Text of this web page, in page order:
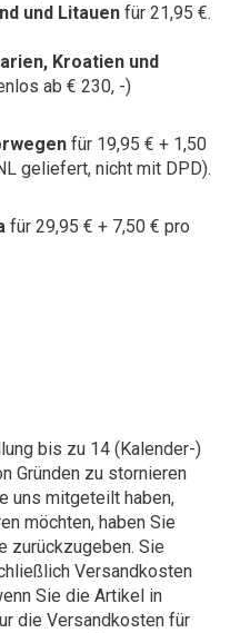
und Litauen für 21,95 €.
Kroatien und
ab € 230, -)
für 19,95 € + 1,50
geliefert, nicht mit DPD).
für 29,95 € + 7,50 € pro
bis zu 14 (Kalender-)
Gründen zu stornieren
uns mitgeteilt haben,
möchten, haben Sie
zurückzugeben. Sie
Versandkosten
Sie die Artikel in
die Versandkosten für